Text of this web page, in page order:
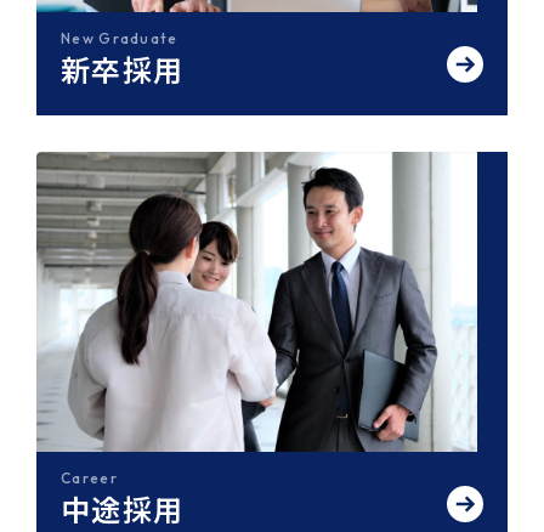
New Graduate
新卒採用
Career
中途採用